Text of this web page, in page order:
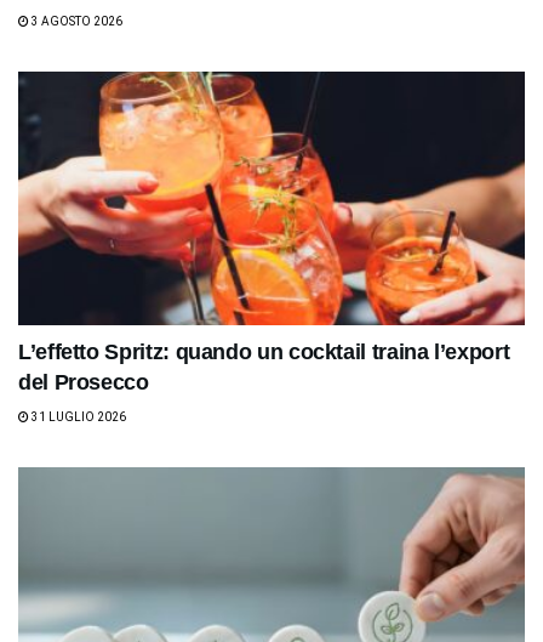
3 AGOSTO 2026
L’effetto Spritz: quando un cocktail traina l’export
del Prosecco
31 LUGLIO 2026